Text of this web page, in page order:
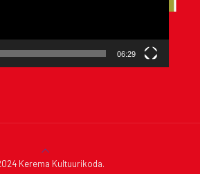
06:29
Kerema Kultuurikoda.